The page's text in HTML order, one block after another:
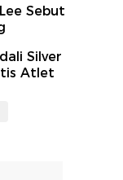
Sebut
Silver
Atlet